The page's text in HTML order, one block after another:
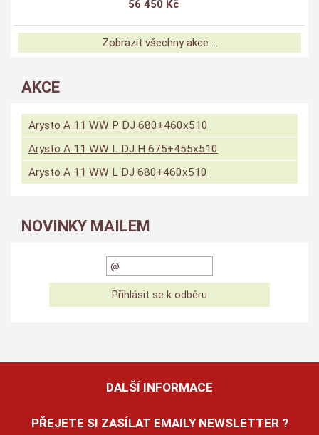
56 450 Kč
Zobrazit všechny akce ...
AKCE
Arysto A 11 WW P DJ 680+460x510
Arysto A 11 WW L DJ H 675+455x510
Arysto A 11 WW L DJ 680+460x510
NOVINKY MAILEM
DALŠÍ INFORMACE
PŘEJETE SI ZASÍLAT EMAILY NEWSLETTER ?